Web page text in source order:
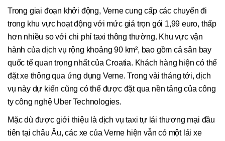
Trong giai đoạn khởi động, Verne cung cấp các chuyến đi
trong khu vực hoạt động với mức giá trọn gói 1,99 euro, thấp
hơn nhiều so với chi phí taxi thông thường. Khu vực vận
hành của dịch vụ rộng khoảng 90 km², bao gồm cả sân bay
quốc tế quan trọng nhất của Croatia. Khách hàng hiện có thể
đặt xe thông qua ứng dụng Verne. Trong vài tháng tới, dịch
vụ này dự kiến cũng có thể được đặt qua nền tảng của công
ty công nghệ Uber Technologies.
Mặc dù được giới thiệu là dịch vụ taxi tự lái thương mại đầu
tiên tại châu Âu, các xe của Verne hiện vẫn có một lái xe